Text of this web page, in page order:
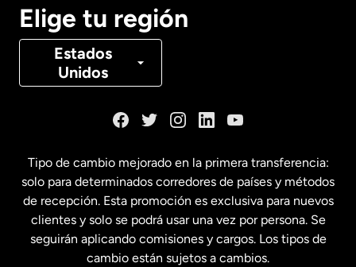
Elige tu región
Estados
Unidos
Canadá Français
Estados Unidos English
Estados Unidos Español
Tipo de cambio mejorado en la primera transferencia:
solo para determinados corredores de países y métodos
de recepción. Esta promoción es exclusiva para nuevos
clientes y solo se podrá usar una vez por persona. Se
seguirán aplicando comisiones y cargos. Los tipos de
cambio están sujetos a cambios.